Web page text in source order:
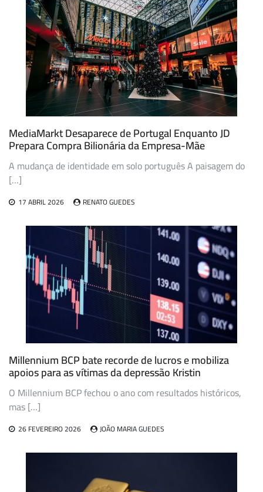
MediaMarkt Desaparece de Portugal Enquanto JD
Prepara Compra Bilionária da Empresa-Mãe
A mudança de identidade em solo português A paisagem do
[…]
17 ABRIL 2026 RENATO GUEDES
Millennium BCP bate recorde de lucros e mobiliza
apoios para as vítimas da depressão Kristin
O Millennium BCP fechou o ano com resultados históricos,
mas […]
26 FEVEREIRO 2026 JOÃO MARIA GUEDES